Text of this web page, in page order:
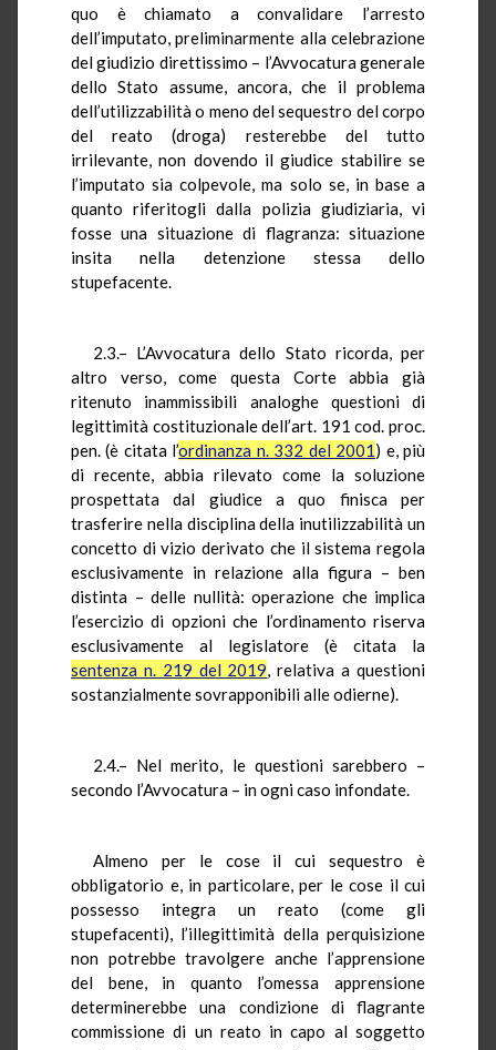
quo è chiamato a convalidare l’arresto
dell’imputato, preliminarmente alla celebrazione
del giudizio direttissimo – l’Avvocatura generale
dello Stato assume, ancora, che il problema
dell’utilizzabilità o meno del sequestro del corpo
del reato (droga) resterebbe del tutto
irrilevante, non dovendo il giudice stabilire se
l’imputato sia colpevole, ma solo se, in base a
quanto riferitogli dalla polizia giudiziaria, vi
fosse una situazione di flagranza: situazione
insita nella detenzione stessa dello
stupefacente.
2.3.– L’Avvocatura dello Stato ricorda, per
altro verso, come questa Corte abbia già
ritenuto inammissibili analoghe questioni di
legittimità costituzionale dell’art. 191 cod. proc.
pen. (è citata l’ordinanza n. 332 del 2001) e, più
di recente, abbia rilevato come la soluzione
prospettata dal giudice a quo finisca per
trasferire nella disciplina della inutilizzabilità un
concetto di vizio derivato che il sistema regola
esclusivamente in relazione alla figura – ben
distinta – delle nullità: operazione che implica
l’esercizio di opzioni che l’ordinamento riserva
esclusivamente al legislatore (è citata la
sentenza n. 219 del 2019, relativa a questioni
sostanzialmente sovrapponibili alle odierne).
2.4.– Nel merito, le questioni sarebbero –
secondo l’Avvocatura – in ogni caso infondate.
Almeno per le cose il cui sequestro è
obbligatorio e, in particolare, per le cose il cui
possesso integra un reato (come gli
stupefacenti), l’illegittimità della perquisizione
non potrebbe travolgere anche l’apprensione
del bene, in quanto l’omessa apprensione
determinerebbe una condizione di flagrante
commissione di un reato in capo al soggetto